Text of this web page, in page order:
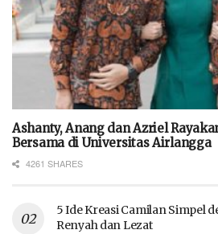
Ashanty, Anang dan Azriel
Bersama di Universitas Airlangga
4261 SHARES
5 Ide Kreasi Camilan Simpel
Renyah dan Lezat